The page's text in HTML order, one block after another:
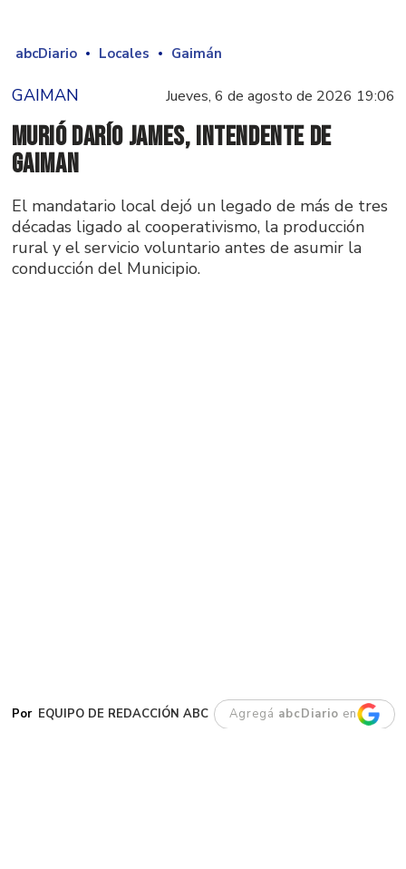
abcDiario Locales Gaimán
GAIMAN Jueves, 6 de agosto de 2026 19:06
Murió Darío James, intendente de
Gaiman
El mandatario local dejó un legado de más de tres
décadas ligado al cooperativismo, la producción
rural y el servicio voluntario antes de asumir la
conducción del Municipio.
EQUIPO DE REDACCIÓN ABC Agregá abcDiario en